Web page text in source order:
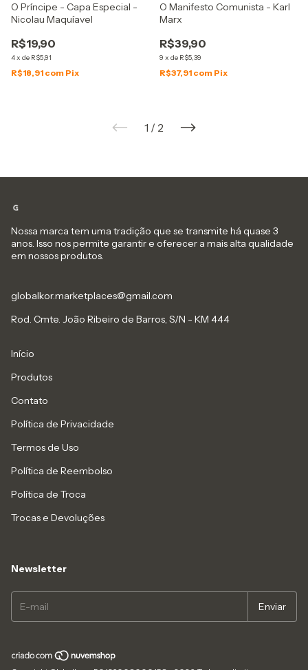
O Príncipe - Capa Especial -
Nicolau Maquíavel
R$19,90
4x de R$5,91
R$18,91 com Pix
O Manifesto Comunista - Karl
Marx
R$39,90
9 x de R$5,39
R$37,91 com Pix
1 / 2
Nossa marca tem uma tradição que se transmite há quase 3
anos. Isso nos permite garantir e oferecer a mais alta qualidade
em nossos produtos.
globalkor.marketplaces@gmail.com
Rod. Cmte. João Ribeiro de Barros, S/N - KM 444
Início
Produtos
Contato
Política de Privacidade
Termos de Uso
Política de Reembolso
Política de Troca
Trocas e Devoluções
Newsletter